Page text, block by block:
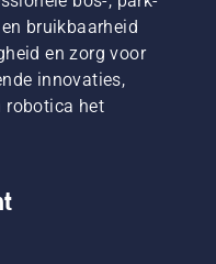
bruikbaarheid
en zorg voor
innovaties,
robotica het